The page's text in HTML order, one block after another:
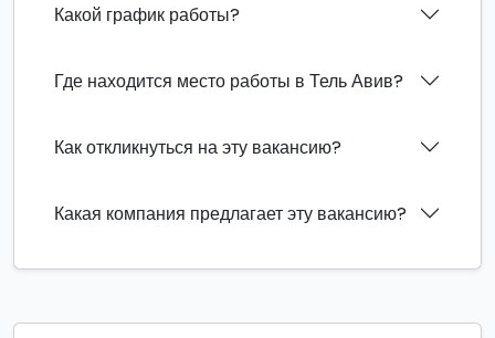
Какой график работы?
Где находится место работы в Тель Авив?
Как откликнуться на эту вакансию?
Какая компания предлагает эту вакансию?